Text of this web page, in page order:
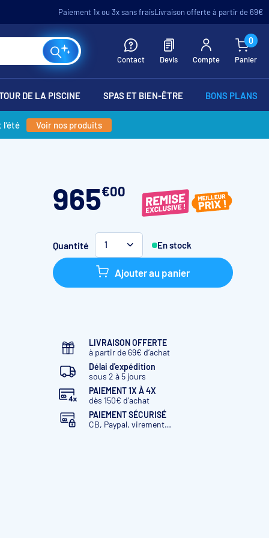
Paiement 1x ou 3x sans fraisLivraison offerte à partir de 69€
Contact Devis Compte
0
Panier
DE LA PISCINE SPAS ET BIEN-ÊTRE BONS PLANS
Voir nos produits
965€00
Quantité 1 En stock
Ajouter au panier
LIVRAISON OFFERTE
à partir de 69€ d’achat
Délai d'expédition
sous 2 à 5 jours
PAIEMENT 1X À 4X
dès 150€ d'achat
PAIEMENT SÉCURISÉ
CB, Paypal, virement…